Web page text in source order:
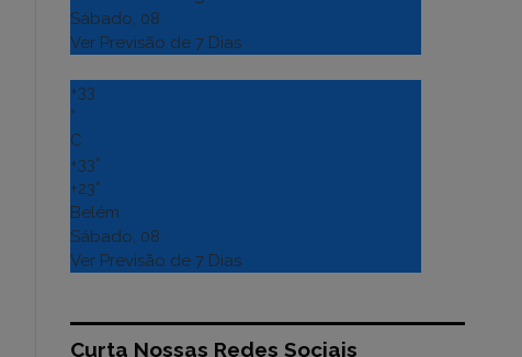
Sábado, 08
Ver Previsão de 7 Dias
+33
°
C
+33°
+23°
Belém
Sábado, 08
Ver Previsão de 7 Dias
Curta Nossas Redes Sociais